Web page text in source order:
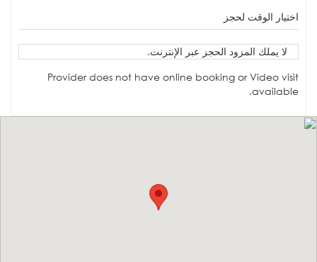
اختيار الوقت لحجز
لا يملك المزود الحجز عبر الإنترنت.
Provider does not have online booking or Video visit
available.